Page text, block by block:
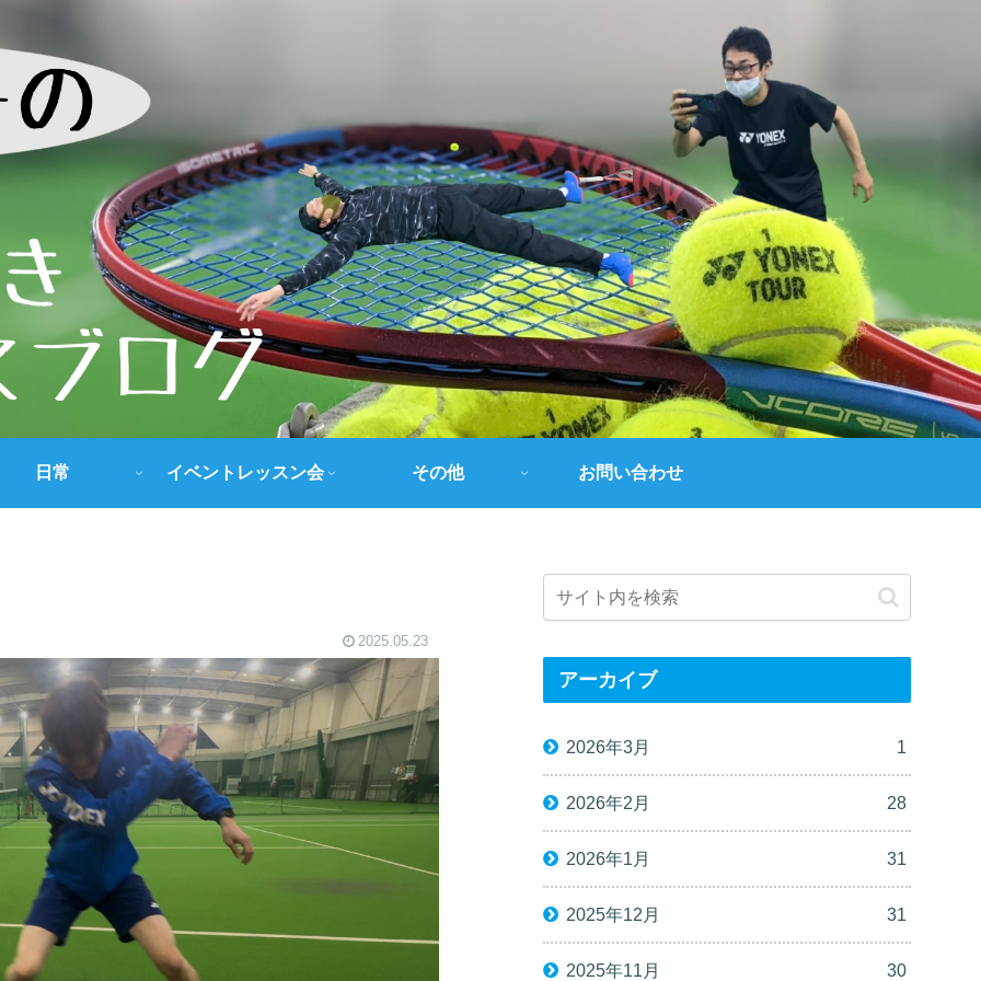
日常 イベントレッスン会 その他 お問い合わせ
2025.05.23
アーカイブ
2026年3月 1
2026年2月 28
2026年1月 31
2025年12月 31
2025年11月 30